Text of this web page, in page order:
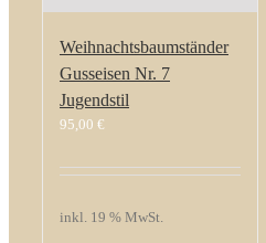
Weihnachtsbaumständer
Gusseisen Nr. 7
Jugendstil
95,00 €
inkl. 19 % MwSt.